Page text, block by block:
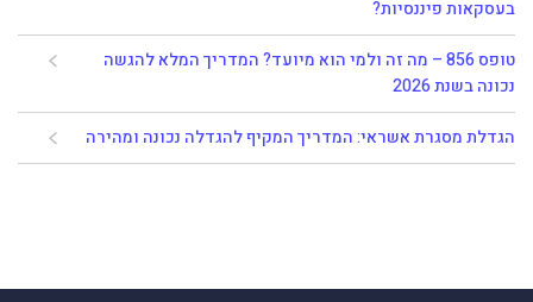
בעסקאות פיננסיות?
טופס 856 – מה זה ולמי הוא מיועד? המדריך המלא להגשה
נכונה בשנת 2026
הגדלת מסגרת אשראי: המדריך המקיף להגדלה נכונה ומהירה